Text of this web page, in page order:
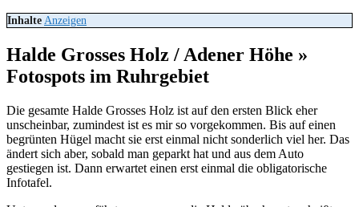
InhalteAnzeigen
Halde Grosses Holz / Adener Höhe »
Fotospots im Ruhrgebiet
Die gesamte Halde Grosses Holz ist auf den ersten Blick eher
unscheinbar, zumindest ist es mir so vorgekommen. Bis auf einen
begrünten Hügel macht sie erst einmal nicht sonderlich viel her. Das
ändert sich aber, sobald man geparkt hat und aus dem Auto
gestiegen ist. Dann erwartet einen erst einmal die obligatorische
Infotafel.